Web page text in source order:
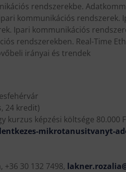
rendszerekbe.
kommunikációs rendszerek.
Ipari kommunikációs
rendszerekben. Real-Time
irányai és trendek
24 kredit)
kurzus képzési költsége 80.000
mikrotanusitvanyt-
+36 30 132 7498,